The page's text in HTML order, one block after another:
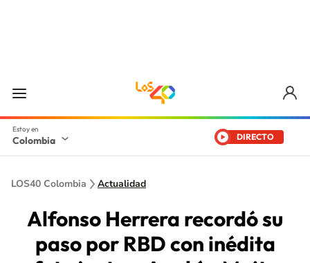
Colombia DIRECTO
LOS40 Colombia Actualidad
Alfonso Herrera recordó su
paso por RBD con inédita